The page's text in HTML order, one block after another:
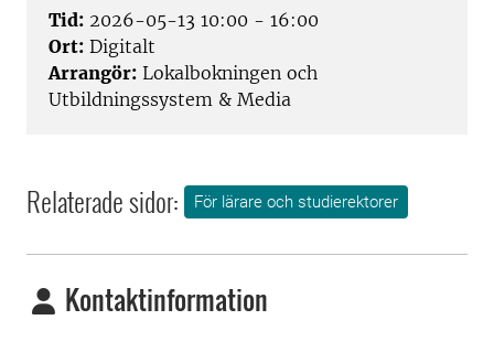
Tid: 2026-05-13 10:00 - 16:00
Ort: Digitalt
Arrangör: Lokalbokningen och
Utbildningssystem & Media
Relaterade sidor: För lärare och studierektorer
Kontaktinformation